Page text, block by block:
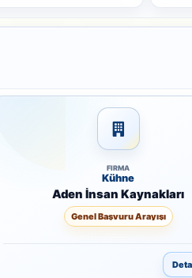
FIRMA
Kühne
Aden İnsan Kaynakları
Genel Başvuru Arayışı